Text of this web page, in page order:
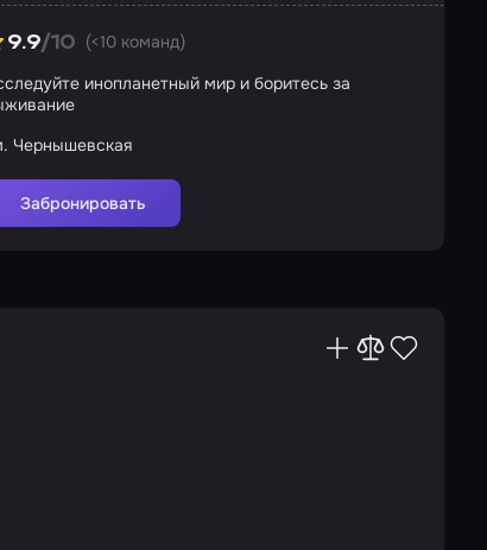
9.9/10 (<10 команд)
инопланетный мир и боритесь за
Чернышевская
Забронировать